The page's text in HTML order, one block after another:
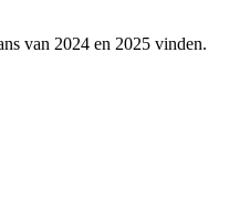
van 2024 en 2025 vinden.